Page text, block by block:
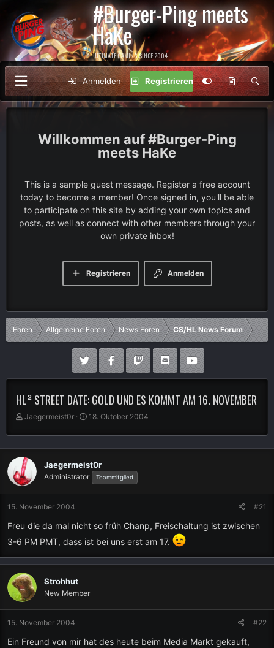
#Burger-Ping meets
HaKe
ULTIMATE GAMING SINCE 2004
Anmelden Registrieren
#Burger-Ping
meets HaKe
This is a sample guest message. Register a free account
today to become a member! Once signed in, you'll be able
to participate on this site by adding your own topics and
posts, as well as connect with other members through your
own private inbox!
Anmelden
Registrieren
Foren Allgemeine Foren News Foren CS/HL News Forum
HL² STREET DATE: GOLD UND ES KOMMT AM 16. NOVEMBER
E
s
t
e
l
l
e
r
Jaegermeist0r
E
s
t
e
t
18. Oktober 2004
Jaegermeist0r
Administrator Teammitglied
15. November 2004 #21
Freu die da mal nicht so früh Chanp, Freischaltung ist zwischen
3-6 PM PMT, dass ist bei uns erst am 17.
Strohhut
New Member
15. November 2004 #22
Ein Freund von mir hat des heute beim Media Markt gekauft,